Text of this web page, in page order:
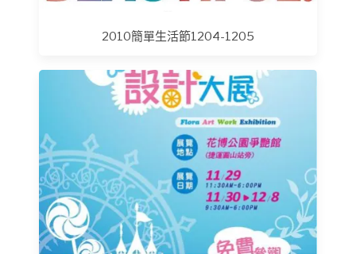
2010簡單生活節1204-1205